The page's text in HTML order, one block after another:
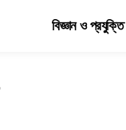
বিজ্ঞান ও প্রযুক্তি